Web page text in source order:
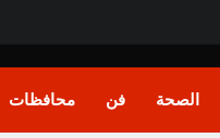
الصحة فن محافظات